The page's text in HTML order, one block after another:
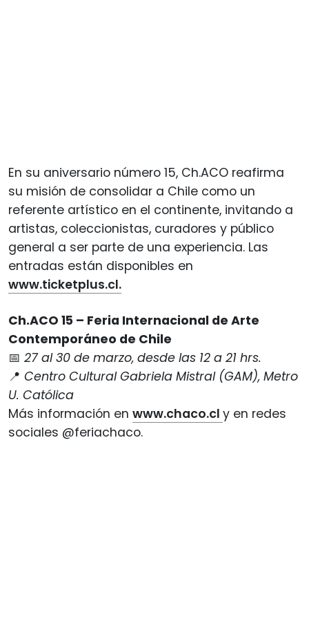
En su aniversario número 15, Ch.ACO reafirma
su misión de consolidar a Chile como un
referente artístico en el continente, invitando a
artistas, coleccionistas, curadores y público
general a ser parte de una experiencia. Las
entradas están disponibles en
www.ticketplus.cl.
Ch.ACO 15 – Feria Internacional de Arte
Contemporáneo de Chile
📅 27 al 30 de marzo, desde las 12 a 21 hrs.
📍 Centro Cultural Gabriela Mistral (GAM), Metro
U. Católica
Más información en www.chaco.cl y en redes
sociales @feriachaco.